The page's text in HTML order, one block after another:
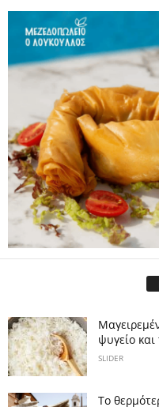
ψυγείο
SLIDER
Το